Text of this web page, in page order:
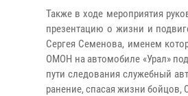
Также в ходе мероприятия
презентацию о жизни и
Сергея Семенова, именем
ОМОН на автомобиле «Урал»
пути следования служебный
ранение, спасая жизни бойцов,